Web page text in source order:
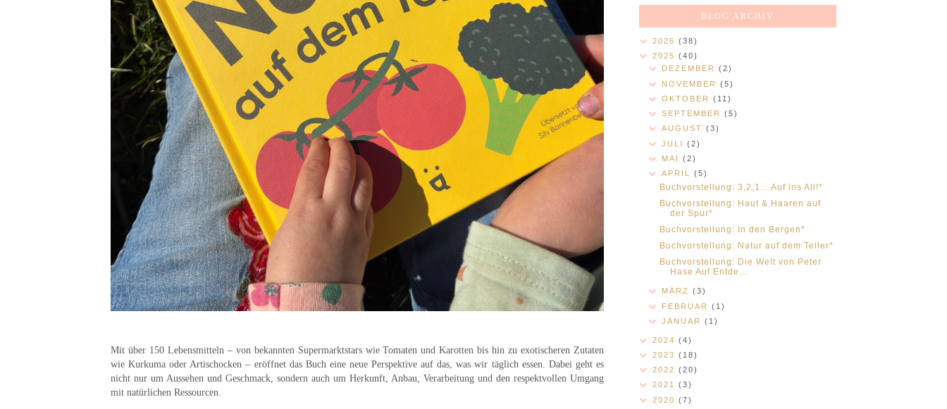
Mit über 150 Lebensmitteln – von bekannten Supermarktstars wie Tomaten und Karotten bis hin zu exotischeren Zutaten
wie Kurkuma oder Artischocken – eröffnet das Buch eine neue Perspektive auf das, was wir täglich essen. Dabei geht es
nicht nur um Aussehen und Geschmack, sondern auch um Herkunft, Anbau, Verarbeitung und den respektvollen Umgang
mit natürlichen Ressourcen.
BLOG ARCHIV
2026 (38)
2025 (40)
DEZEMBER(2)
NOVEMBER(5)
OKTOBER(11)
SEPTEMBER(5)
AUGUST(3)
JULI(2)
MAI(2)
APRIL(5)
Buchvorstellung: 3,2,1... Auf ins All!*
Buchvorstellung: Haut & Haaren auf
der Spur*
Buchvorstellung: In den Bergen*
Buchvorstellung: Natur auf dem Teller*
Buchvorstellung: Die Welt von Peter
Hase Auf Entde...
MÄRZ(3)
FEBRUAR(1)
JANUAR(1)
2024 (4)
2023 (18)
2022 (20)
2021 (3)
2020 (7)